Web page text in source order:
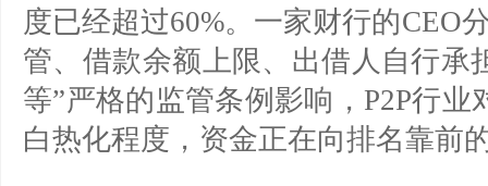
度已经超过60%。一家财行的CEO
管、借款余额上限、出借人自行承
等”严格的监管条例影响，P2P行
白热化程度，资金正在向排名靠前